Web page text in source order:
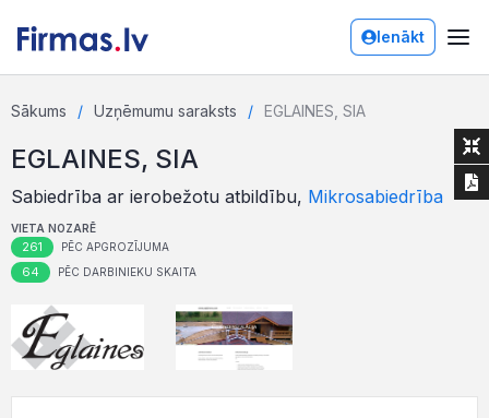
Ienākt
Sākums Uzņēmumu saraksts EGLAINES, SIA
EGLAINES, SIA
Sabiedrība ar ierobežotu atbildību, Mikrosabiedrība
VIETA NOZARĒ
261 PĒC APGROZĪJUMA
64 PĒC DARBINIEKU SKAITA